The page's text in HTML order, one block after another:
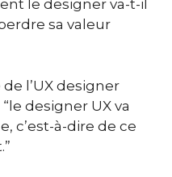
le designer va-t-il
sa valeur
l’UX designer
designer UX va
c’est-à-dire de ce